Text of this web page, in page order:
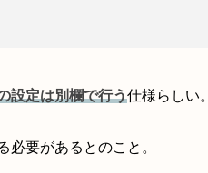
設定は別欄で行う仕様らしい。
要があるとのこと。